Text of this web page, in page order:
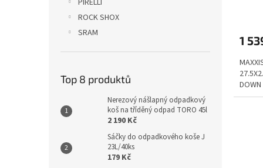
PIRELLI
ROCK SHOX
SRAM
Top 8 produktů
Nerezový nášlapný odpadkový
koš na tříděný odpad TORO 45l
2 190 Kč
Sáčky do odpadkového koše J
23L/40ks
179 Kč
1